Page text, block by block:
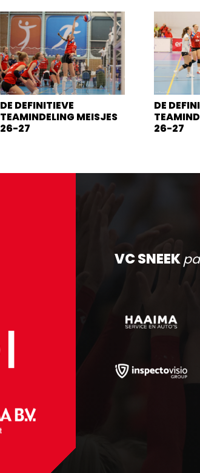
DE DEFINITIEVE
TEAMINDELING MEISJES
26-27
DE
26-27
VC SNEEK